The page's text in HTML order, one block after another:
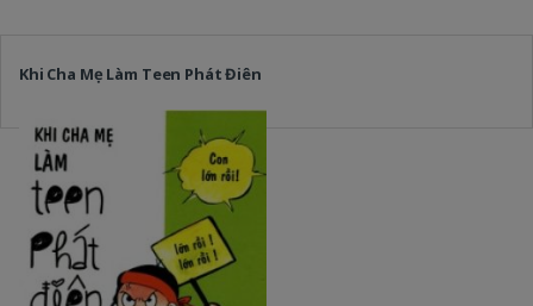
Khi Cha Mẹ Làm Teen Phát Điên